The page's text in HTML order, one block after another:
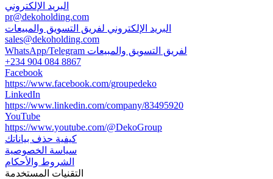
البريد الإلكتروني
pr@dekoholding.com
البريد الإلكتروني لفريق التسويق والمبيعات
sales@dekoholding.com
WhatsApp/Telegram لفريق التسويق والمبيعات
+234 904 084 8867
Facebook
https://www.facebook.com/groupedeko
LinkedIn
https://www.linkedin.com/company/83495920
YouTube
https://www.youtube.com/@DekoGroup
كيفية حذف بياناتك
سياسة الخصوصية
الشروط والأحكام
التقنيات المستخدمة